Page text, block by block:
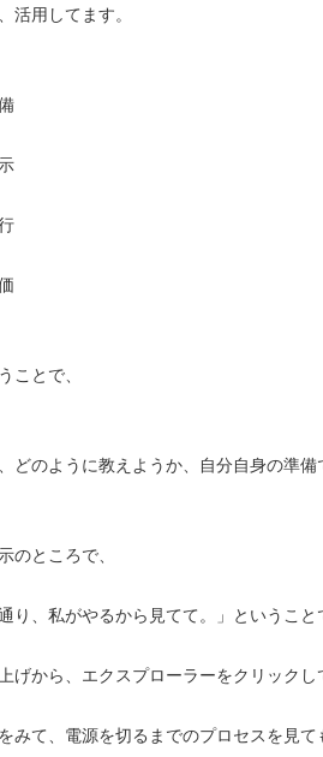
活用してます。
ことで、
どのように教えようか、自分自身の準備
のところで、
通り、私がやるから見てて。」ということ
げから、エクスプローラーをクリックし
みて、電源を切るまでのプロセスを見て